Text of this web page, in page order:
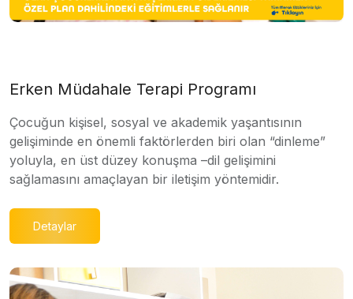
Erken Müdahale Terapi Programı
Çocuğun kişisel, sosyal ve akademik yaşantısının
gelişiminde en önemli faktörlerden biri olan “dinleme”
yoluyla, en üst düzey konuşma –dil gelişimini
sağlamasını amaçlayan bir iletişim yöntemidir.
Detaylar